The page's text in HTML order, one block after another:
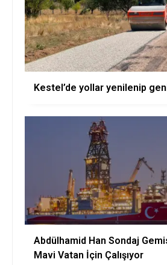
Kestel’de yollar yenilenip
Abdülhamid Han Sondaj
Mavi Vatan İçin Çalışıyor